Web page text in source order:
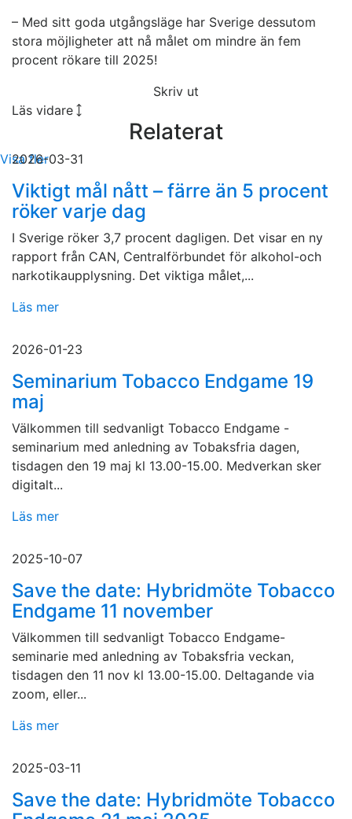
– Med sitt goda utgångsläge har Sverige dessutom
stora möjligheter att nå målet om mindre än fem
procent rökare till 2025!
Skriv ut
Läs vidare
Relaterat
2026-03-31
Viktigt mål nått – färre än 5 procent
röker varje dag
I Sverige röker 3,7 procent dagligen. Det visar en ny
rapport från CAN, Centralförbundet för alkohol-och
narkotikaupplysning. Det viktiga målet,...
Läs mer
2026-01-23
Seminarium Tobacco Endgame 19
maj
Välkommen till sedvanligt Tobacco Endgame -
seminarium med anledning av Tobaksfria dagen,
tisdagen den 19 maj kl 13.00-15.00. Medverkan sker
digitalt...
Läs mer
2025-10-07
Save the date: Hybridmöte Tobacco
Endgame 11 november
Välkommen till sedvanligt Tobacco Endgame-
seminarie med anledning av Tobaksfria veckan,
tisdagen den 11 nov kl 13.00-15.00. Deltagande via
zoom, eller...
Läs mer
2025-03-11
Save the date: Hybridmöte Tobacco
Visa fler